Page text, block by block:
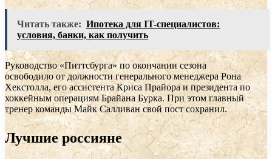
Читать также: Ипотека для IT-специалистов:
условия, банки, как получить
Руководство «Питтсбурга» по окончании сезона
освободило от должности генерального менеджера Рона
Хекстолла, его ассистента Криса Прайора и президента по
хоккейным операциям Брайана Бурка. При этом главный
тренер команды Майк Салливан свой пост сохранил.
Лучшие россияне